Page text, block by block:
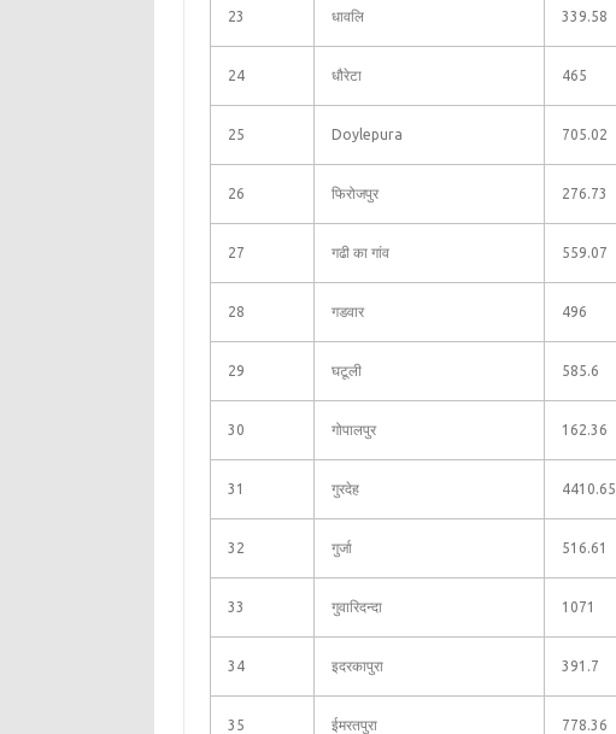
23 धावलि 339.58
24 धौरेटा 465
25 Doylepura 705.02
26 फिरोजपुर 276.73
27 गढी का गांव 559.07
28 गडवार 496
29 घटूली 585.6
30 गोपालपुर 162.36
31 गुरदेह 4410.65
32 गुर्जा 516.61
33 गुवारिदन्दा 1071
34 इदरकापुरा 391.7
35 ईमरतपुरा 778.36